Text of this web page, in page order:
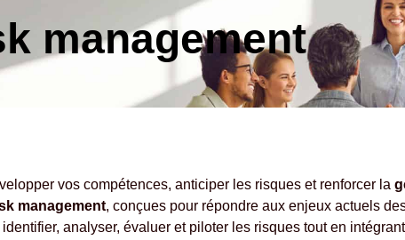
management
vos compétences, anticiper les risques et renforcer la
management, conçues pour répondre aux enjeux actuels
identifier, analyser, évaluer et piloter les risques tout en